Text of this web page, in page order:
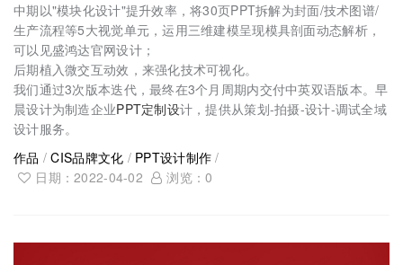
中期以"模块化设计"提升效率，将30页PPT拆解为封面/技术图谱/
生产流程等5大视觉单元，运用三维建模呈现模具剖面动态解析，
可以见盛鸿达官网设计；
后期植入微交互动效，来强化技术可视化。
我们通过3次版本迭代，最终在3个月周期内交付中英双语版本。早
晨设计为制造企业PPT定制设计，提供从策划-拍摄-设计-调试全域
设计服务。
作品 /CIS品牌文化 / PPT设计制作 /
日期：2022-04-02
浏览：0